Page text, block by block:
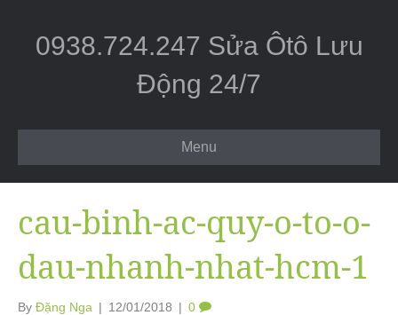
0938.724.247 Sửa Ôtô Lưu
Động 24/7
Menu
cau-binh-ac-quy-o-to-o-
dau-nhanh-nhat-hcm-1
By Đặng Nga | 12/01/2018 | 0